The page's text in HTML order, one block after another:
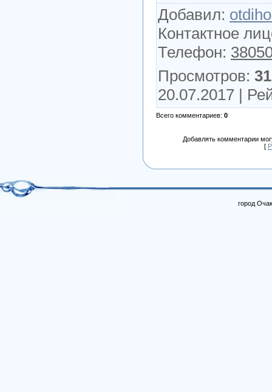
Добавил:
Контактное
Телефон:
Просмотров:
20.07.2017 |
Всего комментариев: 0
Добавлять комментарии
[
город